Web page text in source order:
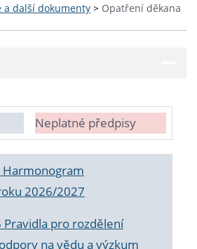
a další dokumenty > Opatření děkana
Neplatné předpisy
Harmonogram
2026/2027
Pravidla pro rozdělení
na vědu a výzkum